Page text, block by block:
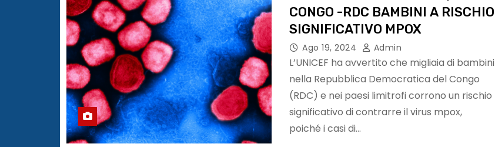
CONGO -RDC BAMBINI A RISCHIO
SIGNIFICATIVO MPOX
Ago 19, 2024 Admin
L’UNICEF ha avvertito che migliaia di bambini
nella Repubblica Democratica del Congo
(RDC) e nei paesi limitrofi corrono un rischio
significativo di contrarre il virus mpox,
poiché i casi di…